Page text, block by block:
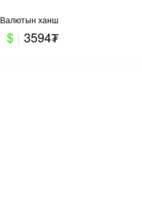
Валютын ханш
$ | 3594₮